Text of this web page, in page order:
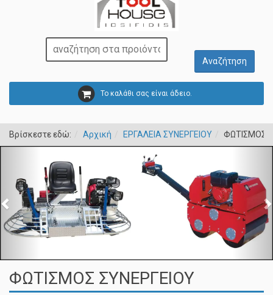
Το καλάθι σας είναι άδειο.
Βρίσκεστε εδώ: Αρχική ΕΡΓΑΛΕΙΑ ΣΥΝΕΡΓΕΙΟΥ ΦΩΤΙΣΜOΣ
ΦΩΤΙΣΜOΣ ΣΥΝΕΡΓΕΙΟΥ